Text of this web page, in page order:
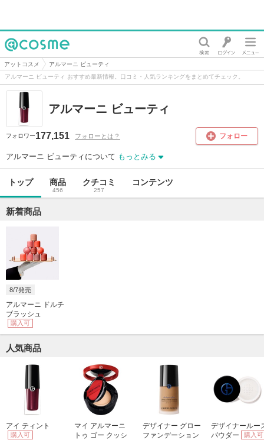
@cosme
アットコスメ
アルマーニ ビューティ
アルマーニ ビューティ おすすめ最新情報。口コミ・人気ランキングをまとめてチェック。
アルマーニ ビューティ
フォロワー177,151 フォローとは？ フォロー
アルマーニ ビューティについて もっとみる
トップ 商品
456
クチコミ
257
コンテンツ
新着商品
8/7発売
アルマーニ ドルチ
ブラッシュ
購入可
人気商品
アイ ティント
購入可
マイ アルマーニ
トゥ ゴー クッシ
デザイナー グロー
ファンデーション
デザイナールー
パウダー
購入可